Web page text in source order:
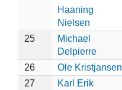
Haaning
Nielsen
25
Michael
Delpierre
26 Ole Kristjansen
27
Karl Erik